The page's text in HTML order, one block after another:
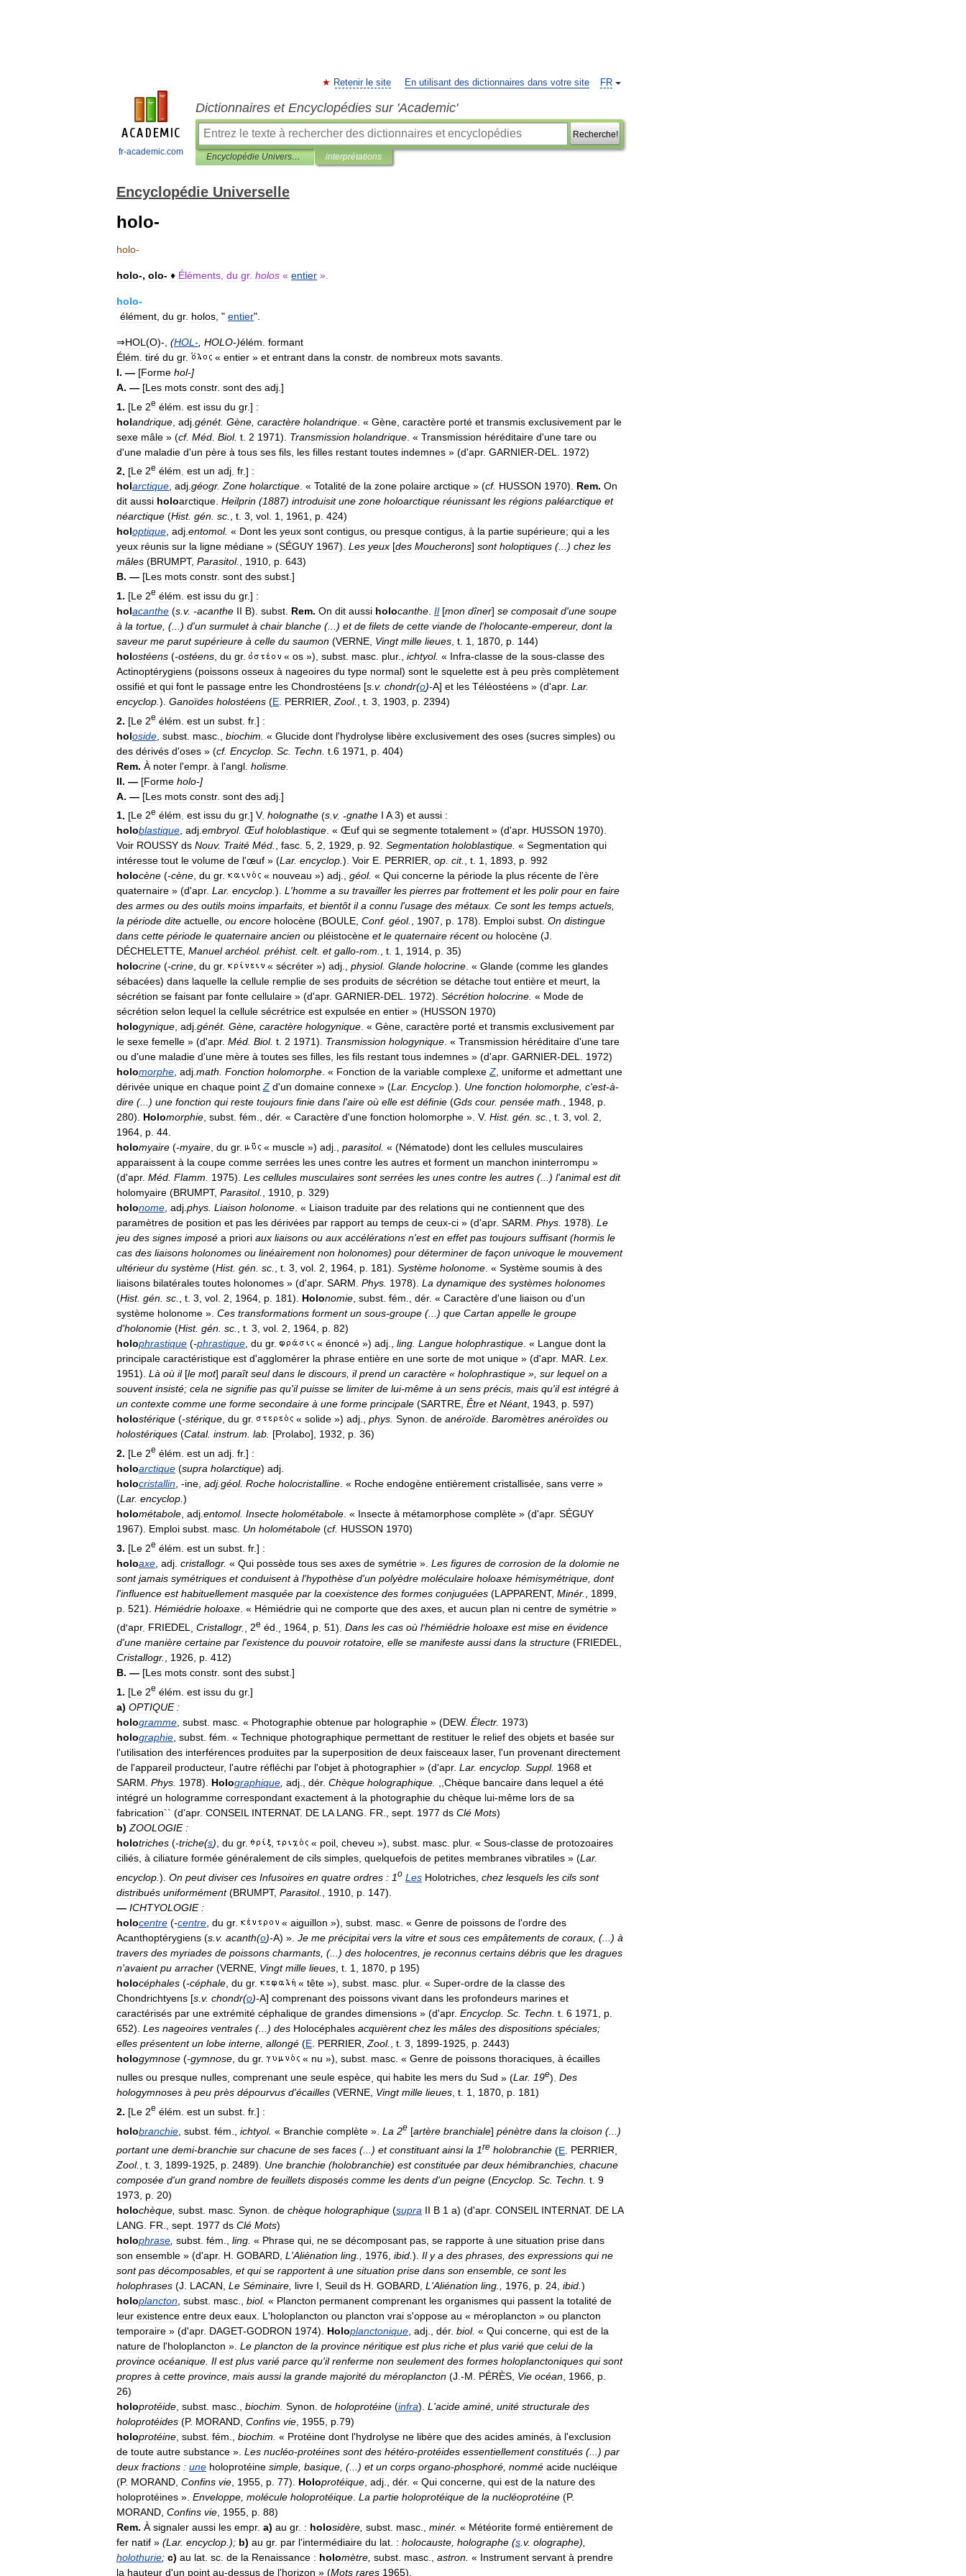
fr-academic.com
FR
Retenir le site En utilisant des dictionnaires dans votre site
Dictionnaires et Encyclopédies sur 'Academic'
Recherche!
Encyclopédie Universelle interprétations
Encyclopédie Universelle
holo-
holo-
holo-, olo- ♦ Éléments du gr. holos « entier ».
holo-
élément du gr. holos , " entier".
⇒HOL (O)-, (HOL - HOLO-)élém formant
Élém tiré du gr. « entier » et entrant dans la constr. de nombreux mots savants
I. — [Forme hol-]
A. — [Les mots constr. sont des adj .]
1. [Le 2e élém est issu du gr.] :
holandrique adj génét. Gène caractère holandrique . « Gène caractère porté et transmis exclusivement par le
sexe mâle » (cf. Méd Biol. t 2 1971). Transmission holandrique . « Transmission héréditaire d'une tare ou
d'une maladie d'un père à tous ses fils les filles restant toutes indemnes » (d'apr. GARNIER-DEL 1972)
2. [Le 2e élém est un adj fr.] :
holarctique, adj.géogr.Zone holarctique. « Totalité de la zone polaire arctique » (cf. HUSSON 1970). Rem. On
dit aussi holoarctique. Heilprin (1887) introduisit une zone holoarctique réunissant les régions paléarctique et
néarctique (Hist. gén. sc., t. 3, vol. 1, 1961, p. 424)
holoptique, adj.entomol. « Dont les yeux sont contigus, ou presque contigus, à la partie supérieure; qui a les
yeux réunis sur la ligne médiane » (SÉGUY 1967). Les yeux [des Moucherons] sont holoptiques (...) chez les
mâles (BRUMPT, Parasitol., 1910, p. 643)
B. — [Les mots constr. sont des subst.]
1. [Le 2e élém est issu du gr.] :
holacanthe (s v. -acanthe II B). subst Rem. On dit aussi holocanthe Il [mon dîner] se composait d'une soupe
à la tortue , (...) d'un surmulet à chair blanche (...) et de filets de cette viande de l'holocante-empereur, dont la
saveur me parut supérieure à celle du saumon (VERNE Vingt mille lieues t 1 1870 p 144)
holostéens (-ostéens du gr. « os »), subst masc plur., ichtyol. « Infra-classe de la sous-classe des
Actinoptérygiens (poissons osseux à nageoires du type normal) sont le squelette est à peu près complètement
ossifié et qui font le passage entre les Chondrostéens [s v. chondr(o)-A] et les Téléostéens » (d'apr. Lar.
encyclop ). Ganoïdes holostéens (E PERRIER Zool. t 3 1903 p 2394)
2. [Le 2e élém est un subst fr.] :
holoside subst masc biochim « Glucide dont l'hydrolyse libère exclusivement des oses (sucres simples) ou
des dérivés d'oses » (cf. Encyclop Sc Techn t 6 1971 p 404)
Rem. À noter l'empr. à l'angl holisme
II. — [Forme holo-]
A. — [Les mots constr. sont des adj .]
1. [Le 2e élém est issu du gr.] V. holognathe (s v. -gnathe I A 3) et aussi :
holoblastique, adj.embryol. Œuf holoblastique. « Œuf qui se segmente totalement » (d'apr. HUSSON 1970).
Voir ROUSSY ds Nouv. Traité Méd., fasc. 5, 2, 1929, p. 92. Segmentation holoblastique. « Segmentation qui
intéresse tout le volume de l'œuf » (Lar. encyclop.). Voir E. PERRIER, op. cit., t. 1, 1893, p. 992
holocène (-cène, du gr. « nouveau ») adj., géol. « Qui concerne la période la plus récente de l'ère
quaternaire » (d'apr. Lar. encyclop.). L'homme a su travailler les pierres par frottement et les polir pour en faire
des armes ou des outils moins imparfaits, et bientôt il a connu l'usage des métaux. Ce sont les temps actuels,
la période dite actuelle, ou encore holocène (BOULE, Conf. géol., 1907, p. 178). Emploi subst. On distingue
dans cette période le quaternaire ancien ou pléistocène et le quaternaire récent ou holocène (J.
DÉCHELETTE, Manuel archéol. préhist. celt. et gallo-rom., t. 1, 1914, p. 35)
holocrine (-crine, du gr. « sécréter ») adj., physiol. Glande holocrine. « Glande (comme les glandes
sébacées) dans laquelle la cellule remplie de ses produits de sécrétion se détache tout entière et meurt, la
sécrétion se faisant par fonte cellulaire » (d'apr. GARNIER-DEL. 1972). Sécrétion holocrine. « Mode de
sécrétion selon lequel la cellule sécrétrice est expulsée en entier » (HUSSON 1970)
hologynique, adj.génét. Gène, caractère hologynique. « Gène, caractère porté et transmis exclusivement par
le sexe femelle » (d'apr. Méd. Biol. t. 2 1971). Transmission hologynique. « Transmission héréditaire d'une tare
ou d'une maladie d'une mère à toutes ses filles, les fils restant tous indemnes » (d'apr. GARNIER-DEL. 1972)
holomorphe, adj.math. Fonction holomorphe. « Fonction de la variable complexe Z, uniforme et admettant une
dérivée unique en chaque point Z d'un domaine connexe » (Lar. Encyclop.). Une fonction holomorphe, c'est-à-
dire (...) une fonction qui reste toujours finie dans l'aire où elle est définie (Gds cour. pensée math., 1948, p.
280). Holomorphie, subst. fém., dér. « Caractère d'une fonction holomorphe ». V. Hist. gén. sc., t. 3, vol. 2,
1964, p. 44.
holomyaire (-myaire, du gr. « muscle ») adj., parasitol. « (Nématode) dont les cellules musculaires
apparaissent à la coupe comme serrées les unes contre les autres et forment un manchon ininterrompu »
(d'apr. Méd. Flamm. 1975). Les cellules musculaires sont serrées les unes contre les autres (...) l'animal est dit
holomyaire (BRUMPT, Parasitol., 1910, p. 329)
holonome, adj.phys. Liaison holonome. « Liaison traduite par des relations qui ne contiennent que des
paramètres de position et pas les dérivées par rapport au temps de ceux-ci » (d'apr. SARM. Phys. 1978). Le
jeu des signes imposé a priori aux liaisons ou aux accélérations n'est en effet pas toujours suffisant(hormis le
cas des liaisons holonomes ou linéairement non holonomes) pour déterminer de façon univoque le mouvement
ultérieur du système (Hist. gén. sc., t. 3, vol. 2, 1964, p. 181). Système holonome. « Système soumis à des
liaisons bilatérales toutes holonomes » (d'apr. SARM. Phys. 1978). La dynamique des systèmes holonomes
(Hist. gén. sc., t. 3, vol. 2, 1964, p. 181). Holonomie, subst. fém., dér. « Caractère d'une liaison ou d'un
système holonome ». Ces transformations forment un sous-groupe (...) que Cartan appelle le groupe
d'holonomie (Hist. gén. sc., t. 3, vol. 2, 1964, p. 82)
holophrastique (-phrastique, du gr. « énoncé ») adj., ling. Langue holophrastique. « Langue dont la
principale caractéristique est d'agglomérer la phrase entière en une sorte de mot unique » (d'apr. MAR. Lex.
1951). Là où il [le mot] paraît seul dans le discours, il prend un caractère « holophrastique », sur lequel on a
souvent insisté; cela ne signifie pas qu'il puisse se limiter de lui-même à un sens précis, mais qu'il est intégré à
un contexte comme une forme secondaire à une forme principale (SARTRE, Être et Néant, 1943, p. 597)
holostérique (-stérique, du gr. « solide ») adj., phys. Synon. de anéroïde. Baromètres anéroïdes ou
holostériques (Catal. instrum. lab. [Prolabo], 1932, p. 36)
2. [Le 2e élém est un adj fr.] :
holoarctique (supra holarctique) adj
holocristallin , -ine adj.géol. Roche holocristalline . « Roche endogène entièrement cristallisée sans verre »
(Lar. encyclop )
holométabole adj entomol. Insecte holométabole . « Insecte à métamorphose complète » (d'apr. SÉGUY
1967). Emploi subst masc Un holométabole (cf. HUSSON 1970)
3. [Le 2e élém est un subst fr.] :
holoaxe adj cristallogr. « Qui possède tous ses axes de symétrie ». Les figures de corrosion de la dolomie ne
sont jamais symétriques et conduisent à l'hypothèse d'un polyèdre moléculaire holoaxe hémisymétrique dont
l'influence est habituellement masquée par la coexistence des formes conjuguées (LAPPARENT, Minér. 1899
p 521). Hémiédrie holoaxe . « Hémiédrie qui ne comporte que des axes et aucun plan ni centre de symétrie »
(d'apr. FRIEDEL Cristallogr. 2e éd 1964 p 51). Dans les cas où l'hémiédrie holoaxe est mise en évidence
d'une manière certaine par l'existence du pouvoir rotatoire, elle se manifeste aussi dans la structure (FRIEDEL,
Cristallogr., 1926, p. 412)
B. — [Les mots constr. sont des subst.]
1. [Le 2e élém est issu du gr.]
a) OPTIQUE :
hologramme subst masc . « Photographie obtenue par holographie » (DEW. Électr. 1973)
holographie subst fém . « Technique photographique permettant de restituer le relief des objets et basée sur
l'utilisation des interférences produites par la superposition de deux faisceaux laser, l'un provenant directement
de l'appareil producteur, l'autre réfléchi par l'objet à photographier » (d'apr. Lar. encyclop Suppl. 1968 et
SARM Phys 1978). Holographique adj dér. Chèque holographique Chèque bancaire dans lequel a été
intégré un hologramme correspondant exactement à la photographie du chèque lui-même lors de sa
fabrication`` (d'apr. CONSEIL INTERNAT. DE LA LANG FR sept 1977 ds Clé Mots)
b) ZOOLOGIE :
holotriches (-triche(s) du gr. « poil cheveu »), subst masc plur. « Sous-classe de protozoaires
ciliés à ciliature formée généralement de cils simples quelquefois de petites membranes vibratiles » (Lar.
encyclop ). On peut diviser ces Infusoires en quatre ordres : 1o Les Holotriches chez lesquels les cils sont
distribués uniformément (BRUMPT, Parasitol. 1910 p 147).
— ICHTYOLOGIE :
holocentre (-centre du gr. « aiguillon »), subst masc . « Genre de poissons de l'ordre des
Acanthoptérygiens (s v. acanth(o)-A) ». Je me précipitai vers la vitre et sous ces empâtements de coraux , (...) à
travers des myriades de poissons charmants , (...) des holocentres je reconnus certains débris que les dragues
n'avaient pu arracher (VERNE Vingt mille lieues t 1 1870 p 195)
holocéphales (-céphale du gr. « tête »), subst masc plur. « Super-ordre de la classe des
Chondrichtyens [s v. chondr(o)-A] comprenant des poissons vivant dans les profondeurs marines et
caractérisés par une extrémité céphalique de grandes dimensions » (d'apr. Encyclop Sc Techn t 6 1971 p
652). Les nageoires ventrales (...) des Holocéphales acquièrent chez les mâles des dispositions spéciales;
elles présentent un lobe interne allongé (E PERRIER Zool. t 3 1899-1925 p 2443)
hologymnose (-gymnose du gr. « nu »), subst masc . « Genre de poissons thoraciques à écailles
nulles ou presque nulles comprenant une seule espèce qui habite les mers du Sud » (Lar. 19e). Des
hologymnoses à peu près dépourvus d'écailles (VERNE, Vingt mille lieues, t. 1, 1870, p. 181)
2. [Le 2e élém est un subst fr.] :
holobranchie subst fém ichtyol. « Branchie complète ». La 2e [artère branchiale] pénètre dans la cloison (...)
portant une demi-branchie sur chacune de ses faces (...) et constituant ainsi la 1re holobranchie (E PERRIER
Zool. t 3 1899-1925 p 2489). Une branchie (holobranchie) est constituée par deux hémibranchies chacune
composée d'un grand nombre de feuillets disposés comme les dents d'un peigne (Encyclop Sc Techn t 9
1973
p 20)
holochèque subst masc Synon de chèque holographique (supra II B 1 a) (d'apr. CONSEIL INTERNAT. DE LA
LANG
FR sept 1977 ds Clé Mots)
holophrase subst fém ling « Phrase qui ne se décomposant pas se rapporte à une situation prise dans
son ensemble » (d'apr. H GOBARD L 'Aliénation ling 1976 ibid ). Il y a des phrases des expressions qui ne
sont pas décomposables et qui se rapportent à une situation prise dans son ensemble ce sont les
holophrases (J LACAN Le Séminaire livre I Seuil ds H GOBARD L 'Aliénation ling 1976 p 24 ibid )
holoplancton subst masc biol. « Plancton permanent comprenant les organismes qui passent la totalité de
leur existence entre deux eaux L 'holoplancton ou plancton vrai s'oppose au « méroplancton » ou plancton
temporaire » (d'apr. DAGET-GODRON 1974). Holoplanctonique adj dér. biol. « Qui concerne qui est de la
nature de l'holoplancton ». Le plancton de la province néritique est plus riche et plus varié que celui de la
province océanique Il est plus varié parce qu'il renferme non seulement des formes holoplanctoniques qui sont
propres à cette province mais aussi la grande majorité du méroplancton (J .-M PÉRÈS Vie océan 1966 p
26)
holoprotéide subst masc biochim Synon de holoprotéine (infra). L 'acide aminé unité structurale des
holoprotéides (P. MORAND Confins vie 1955 p 79)
holoprotéine subst fém biochim « Protéine dont l'hydrolyse ne libère que des acides aminés à l'exclusion
de toute autre substance ». Les nucléo-protéines sont des hétéro-protéides essentiellement constitués (...) par
deux fractions : une holoprotéine simple basique , (...) et un corps organo-phosphoré nommé acide nucléique
(P. MORAND Confins vie 1955 p 77). Holoprotéique adj dér. « Qui concerne qui est de la nature des
holoprotéines ». Enveloppe molécule holoprotéique La partie holoprotéique de la nucléoprotéine (P.
MORAND Confins vie 1955 p 88)
Rem. À signaler aussi les empr. a) au gr. : holosidère subst masc minér. « Météorite formé entièrement de
fer natif » (Lar. encyclop .); b) au gr. par l'intermédiaire du lat : holocauste holographe (s v. olographe),
holothurie; c) au lat sc de la Renaissance : holomètre subst masc astron « Instrument servant à prendre
la hauteur d'un point au-dessus de l'horizon » (Mots rares 1965).